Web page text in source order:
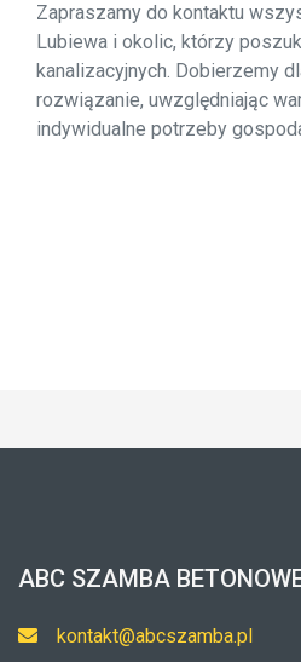
Zapraszamy do kontaktu
Lubiewa i okolic, którzy
kanalizacyjnych. Dobierzemy
rozwiązanie, uwzględniając
indywidualne potrzeby
ABC SZAMBA
kontakt@abcszamba.pl